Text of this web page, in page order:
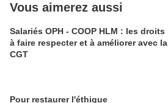
Vous aimerez aussi
Salariés OPH - COOP HLM : les droits
à faire respecter et à améliorer avec la
CGT
Pour restaurer l'éthique